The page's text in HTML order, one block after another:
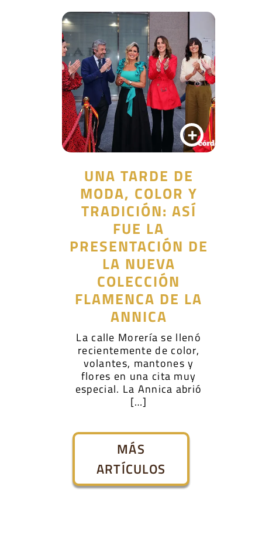
+
UNA TARDE DE
MODA, COLOR Y
TRADICIÓN: ASÍ
FUE LA
PRESENTACIÓN DE
LA NUEVA
COLECCIÓN
FLAMENCA DE LA
ANNICA
La calle Morería se llenó
recientemente de color,
volantes, mantones y
flores en una cita muy
especial. La Annica abrió
[…]
MÁS
ARTÍCULOS